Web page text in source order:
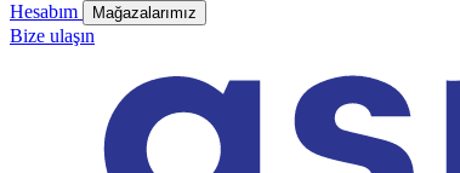
Hesabım Mağazalarımız
Bize ulaşın